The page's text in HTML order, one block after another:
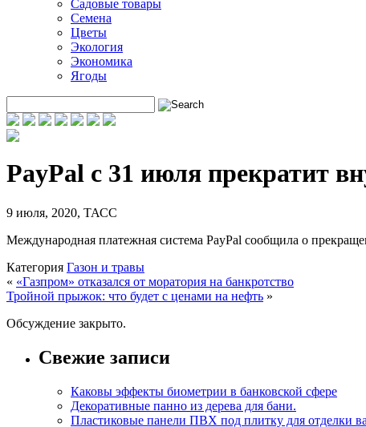
Садовые товары
Семена
Цветы
Экология
Экономика
Ягоды
PayPal с 31 июля прекратит
9 июля, 2020, ТАСС
Международная платежная система PayPal сообщила о
Категория Газон и травы
« «Газпром» отказался от моратория на банкротство
Тройной прыжок: что будет с ценами на нефть »
Обсуждение закрыто.
Свежие записи
Каковы эффекты биометрии в банковской сфере
Декоративные панно из дерева для бани.
Пластиковые панели ПВХ под плитку для отделки